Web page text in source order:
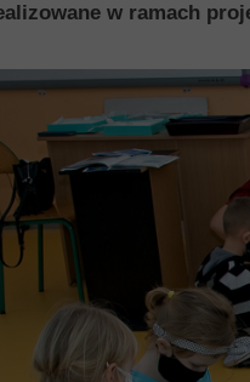
w ramach